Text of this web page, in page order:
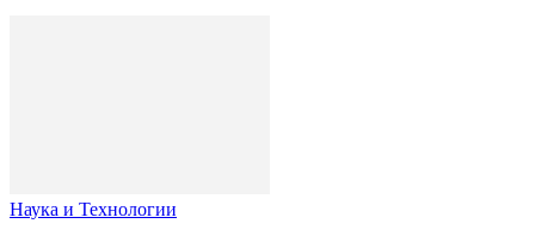
Наука и Технологии